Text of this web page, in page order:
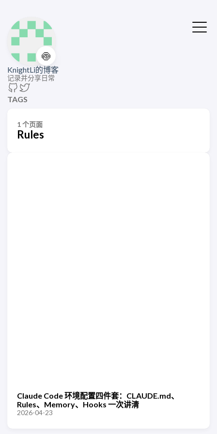
🍥
KnightLi的博客
记录并分享日常
TAGS
1 个页面
Rules
Claude Code 环境配置四件套：CLAUDE.md、
Rules、Memory、Hooks 一次讲清
2026-04-23